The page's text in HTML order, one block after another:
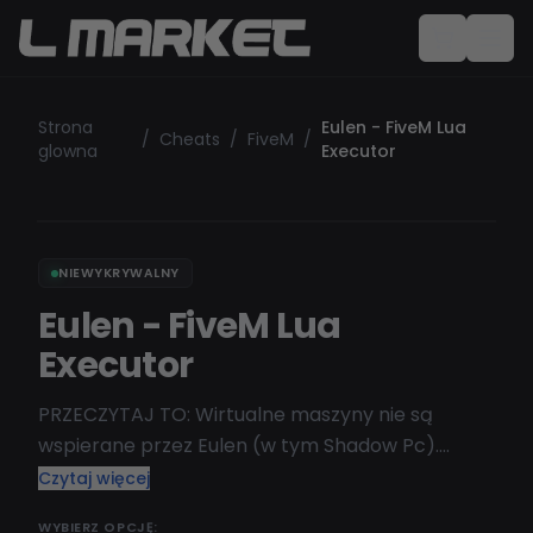
Strona
glowna
/ Cheats / FiveM / Eulen - FiveM Lua
Executor
NIEWYKRYWALNY
Eulen - FiveM Lua
Executor
PRZECZYTAJ TO: Wirtualne maszyny nie są
wspierane przez Eulen (w tym Shadow Pc).
Najbardziej kompletny zestaw narzędzi dla FiveM
Czytaj więcej
WYBIERZ OPCJĘ: